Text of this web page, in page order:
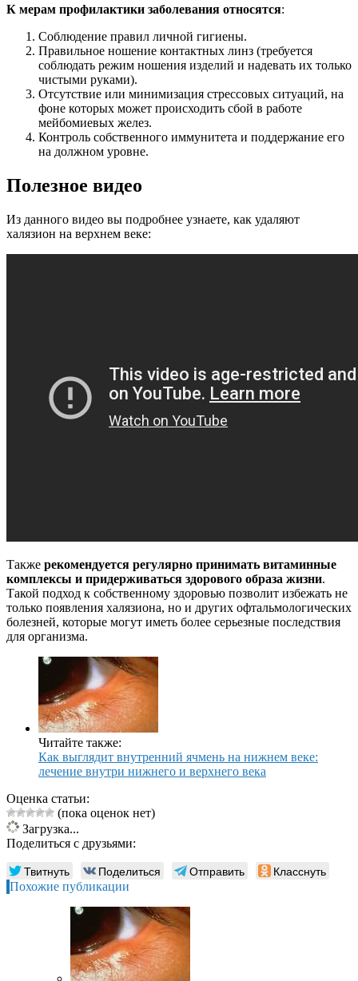
К мерам профилактики заболевания относятся:
Соблюдение правил личной гигиены.
Правильное ношение контактных линз (требуется
соблюдать режим ношения изделий и надевать их только
чистыми руками).
Отсутствие или минимизация стрессовых ситуаций, на
фоне которых может происходить сбой в работе
мейбомиевых желез.
Контроль собственного иммунитета и поддержание его
на должном уровне.
Полезное видео
Из данного видео вы подробнее узнаете, как удаляют
халязион на верхнем веке:
Также рекомендуется регулярно принимать витаминные
комплексы и придерживаться здорового образа жизни.
Такой подход к собственному здоровью позволит избежать не
только появления халязиона, но и других офтальмологических
болезней, которые могут иметь более серьезные последствия
для организма.
Читайте также:
Как выглядит внутренний ячмень на нижнем веке:
лечение внутри нижнего и верхнего века
Оценка статьи:
(пока оценок нет)
Загрузка...
Поделиться с друзьями:
Твитнуть Поделиться Отправить Класснуть
Похожие публикации